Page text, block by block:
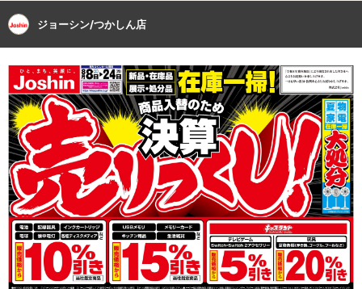
ジョーシン/つかしん店